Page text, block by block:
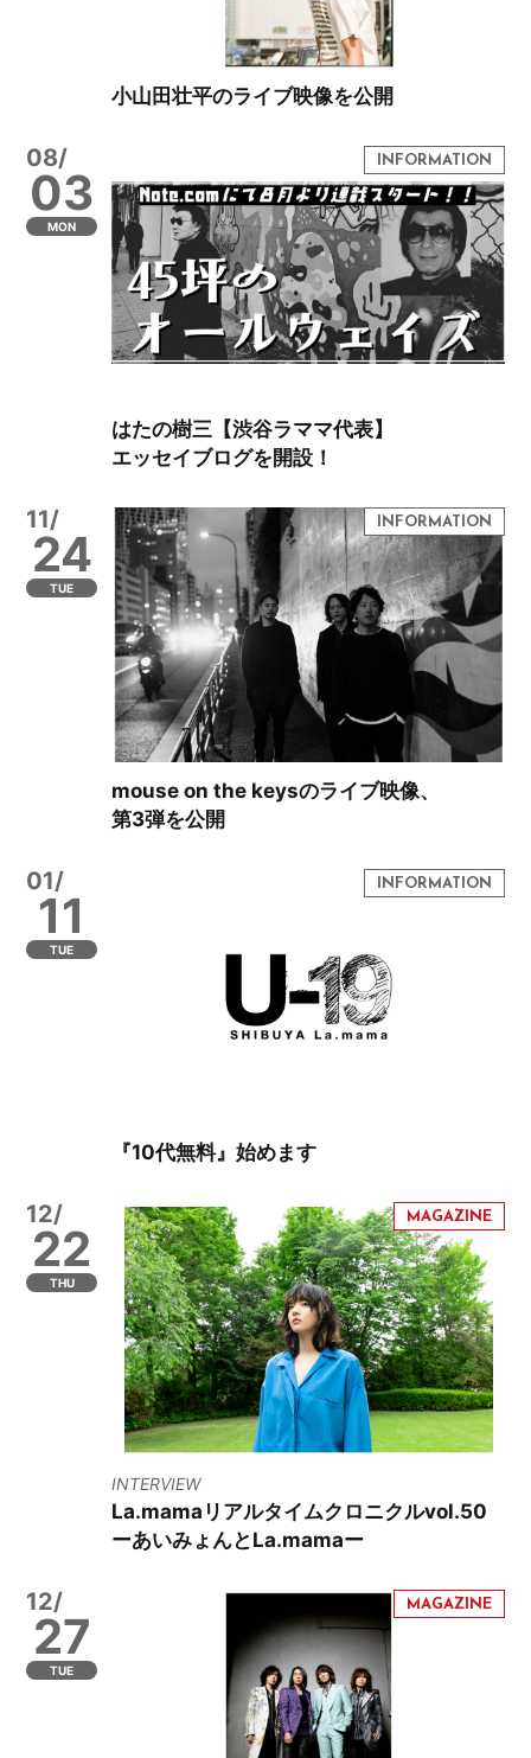
小山田壮平のライブ映像を公開
08/
03
MON
はたの樹三【渋谷ラママ代表】
エッセイブログを開設！
11/
24
TUE
mouse on the keysのライブ映像、
第3弾を公開
01/
11
TUE
『10代無料』始めます
12/
22
THU
INTERVIEW
La.mamaリアルタイムクロニクルvol.50
ーあいみょんとLa.mamaー
12/
27
TUE